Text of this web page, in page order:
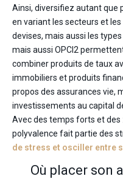
Ainsi, diversifiez autant que
en variant les secteurs et
devises, mais aussi les
mais aussi OPCI2
combiner produits de taux
immobiliers et produits
propos des assurances vie,
investissements au capital
Avec des temps forts et
polyvalence fait partie des
de stress et osciller entre
Où placer son